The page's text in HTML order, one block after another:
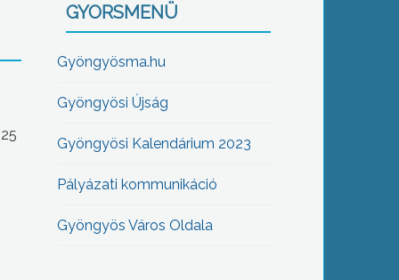
GYORSMENÜ
Gyöngyösma.hu
Gyöngyösi Újság
Gyöngyösi Kalendárium 2023
Pályázati kommunikáció
Gyöngyös Város Oldala